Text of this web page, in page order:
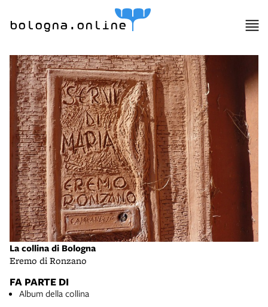
bologna.online
La collina di Bologna
Eremo di Ronzano
FA PARTE DI
Album della collina